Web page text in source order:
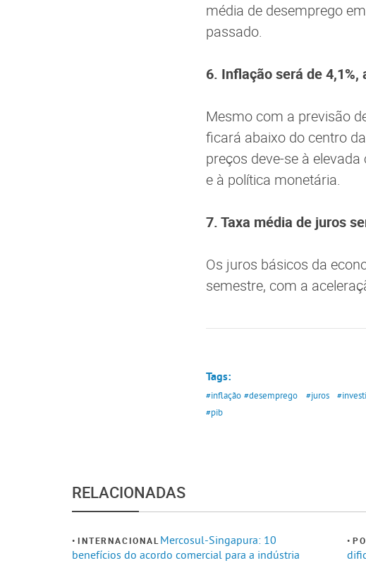
média de desemprego
passado.
6. Inflação será de
Mesmo com a previsão
ficará abaixo do centro
preços deve-se à
e à política monetária.
7. Taxa média de juros
Os juros básicos da
semestre, com a
Tags:
#inflação #desemprego #juros
#pib
RELACIONADAS
INTERNACIONAL Mercosul-Singapura: 10
benefícios do acordo comercial para a indústria